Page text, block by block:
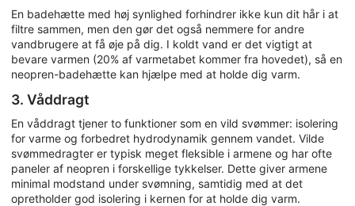
En badehætte med høj synlighed forhindrer ikke kun dit hår i at
filtre sammen, men den gør det også nemmere for andre
vandbrugere at få øje på dig. I koldt vand er det vigtigt at
bevare varmen (20% af varmetabet kommer fra hovedet), så en
neopren-badehætte kan hjælpe med at holde dig varm.
3. Våddragt
En våddragt tjener to funktioner som en vild svømmer: isolering
for varme og forbedret hydrodynamik gennem vandet. Vilde
svømmedragter er typisk meget fleksible i armene og har ofte
paneler af neopren i forskellige tykkelser. Dette giver armene
minimal modstand under svømning, samtidig med at det
opretholder god isolering i kernen for at holde dig varm.